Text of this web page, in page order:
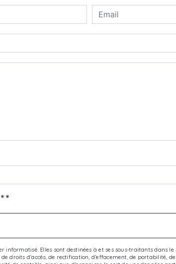
informatisé. Elles sont destinées à et ses sous-traitants dans le
droits d’accès, de rectification, d’effacement, de portabilité,